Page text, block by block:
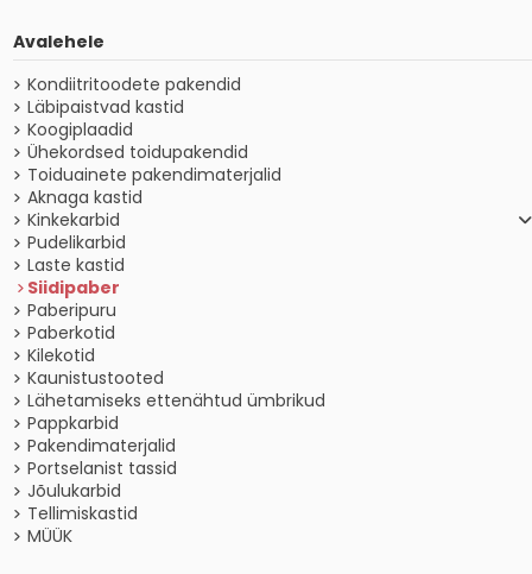
Avalehele
Kondiitritoodete pakendid
Läbipaistvad kastid
Koogiplaadid
Ühekordsed toidupakendid
Toiduainete pakendimaterjalid
Aknaga kastid
Kinkekarbid
Pudelikarbid
Laste kastid
Siidipaber
Paberipuru
Paberkotid
Kilekotid
Kaunistustooted
Lähetamiseks ettenähtud ümbrikud
Pappkarbid
Pakendimaterjalid
Portselanist tassid
Jõulukarbid
Tellimiskastid
MÜÜK